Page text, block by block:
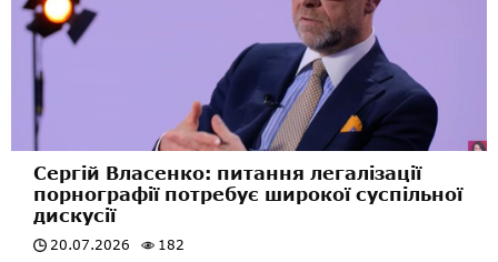
Сергій Власенко: питання легалізації
порнографії потребує широкої суспільної
дискусії
20.07.2026 182